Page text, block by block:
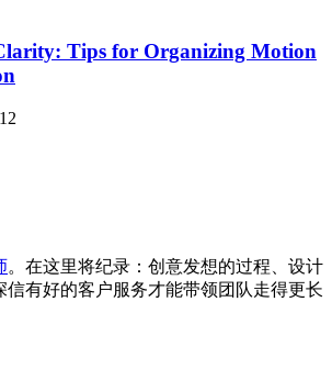
Tips for Organizing Motion
。在这里将纪录：创意发想的过程、设计
信有好的客户服务才能带领团队走得更长